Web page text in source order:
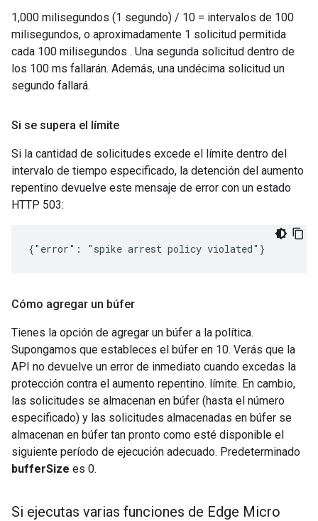
1,000 milisegundos (1 segundo) / 10 = intervalos de 100
milisegundos, o aproximadamente 1 solicitud permitida
cada 100 milisegundos . Una segunda solicitud dentro de
los 100 ms fallarán. Además, una undécima solicitud un
segundo fallará.
Si se supera el límite
Si la cantidad de solicitudes excede el límite dentro del
intervalo de tiempo especificado, la detención del aumento
repentino devuelve este mensaje de error con un estado
HTTP 503:
{"error": "spike arrest policy violated"}
Cómo agregar un búfer
Tienes la opción de agregar un búfer a la política.
Supongamos que estableces el búfer en 10. Verás que la
API no devuelve un error de inmediato cuando excedas la
protección contra el aumento repentino. límite. En cambio,
las solicitudes se almacenan en búfer (hasta el número
especificado) y las solicitudes almacenadas en búfer se
almacenan en búfer tan pronto como esté disponible el
siguiente período de ejecución adecuado. Predeterminado
bufferSize es 0.
Si ejecutas varias funciones de Edge Micro